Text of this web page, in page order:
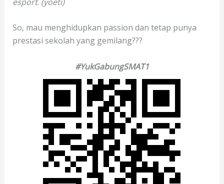
So, mau menghidupkan passion dan tetap punya
prestasi sekolah yang gemilang???
#YukGabungSMAT1